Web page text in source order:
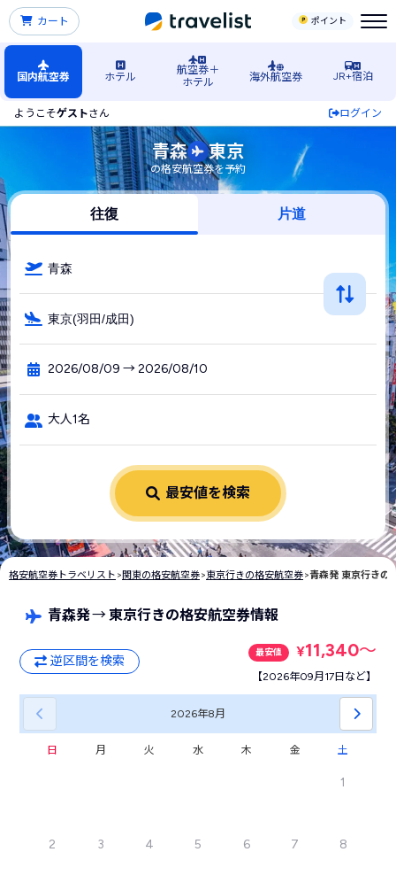
ポイント
カート
国内航空券 ホテル
航空券＋
ホテル
海外航空券 JR+宿泊
ようこそゲストさん ログイン
青森空港発→東京行きの格安航空券・飛行機・LCC予約
青森 東京
の格安航空券を予約
往復 片道
青森
東京(羽田/成田)
2026/08/09 → 2026/08/10
大人1名
最安値を検索
格安航空券トラベリスト > 関東の格安航空券>東京行きの格安航空券>青森発 東京行きの
青森発→東京行きの格安航空券情報
逆区間を検索
最安値 ¥11,340〜
【2026年09月17日など】
2026年8月
日 月 火 水 木 金 土
1
2 3 4 5 6 7 8